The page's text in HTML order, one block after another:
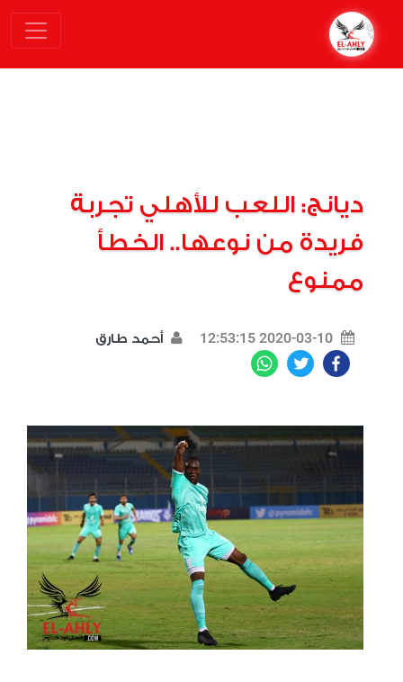
ديانج: اللعب للأهلي تجربة
فريدة من نوعها.. الخطأ
ممنوع
2020-03-10 12:53:15 أحمد طارق
Facebook
Twitter